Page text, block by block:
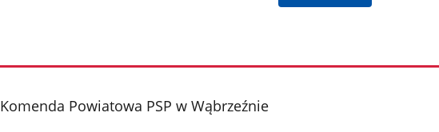
Wyniki
stopka
Komenda Powiatowa PSP w Wąbrzeźnie